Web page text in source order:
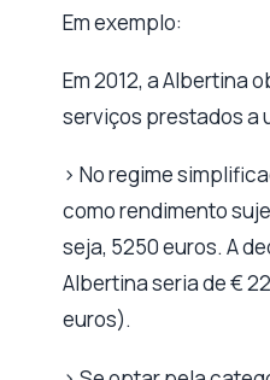
Em exemplo:
Em 2012, a Albertina
serviços prestados a
> No regime
como rendimento
seja, 5250 euros. A
Albertina seria de €
euros).